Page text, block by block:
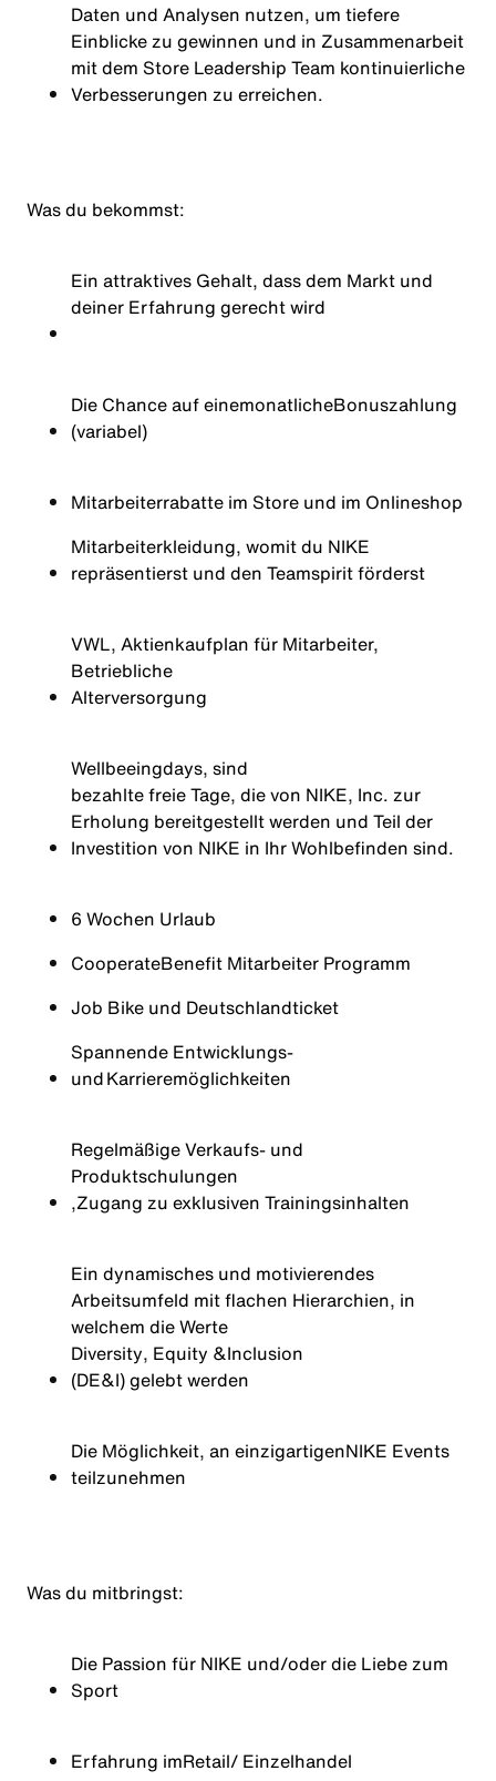
Daten und Analysen nutzen, um tiefere
Einblicke zu gewinnen und in Zusammenarbeit
mit dem Store Leadership Team kontinuierliche
Verbesserungen zu erreichen.
Was du bekommst:
Ein attraktives Gehalt, dass dem Markt und
deiner Erfahrung gerecht wird
Die Chance auf einemonatlicheBonuszahlung
(variabel)
Mitarbeiterrabatte im Store und im Onlineshop
Mitarbeiterkleidung, womit du NIKE
repräsentierst und den Teamspirit förderst
VWL, Aktienkaufplan für Mitarbeiter,
Betriebliche
Alterversorgung
Wellbeeingdays, sind
bezahlte freie Tage, die von NIKE, Inc. zur
Erholung bereitgestellt werden und Teil der
Investition von NIKE in Ihr Wohlbefinden sind.
6 Wochen Urlaub
CooperateBenefit Mitarbeiter Programm
Job Bike und Deutschlandticket
Spannende Entwicklungs-
und Karrieremöglichkeiten
Regelmäßige Verkaufs- und
Produktschulungen
,Zugang zu exklusiven Trainingsinhalten
Ein dynamisches und motivierendes
Arbeitsumfeld mit flachen Hierarchien, in
welchem die Werte
Diversity, Equity &Inclusion
(DE&I) gelebt werden
Die Möglichkeit, an einzigartigenNIKE Events
teilzunehmen
Was du mitbringst:
Die Passion für NIKE und/oder die Liebe zum
Sport
Erfahrung imRetail/ Einzelhandel